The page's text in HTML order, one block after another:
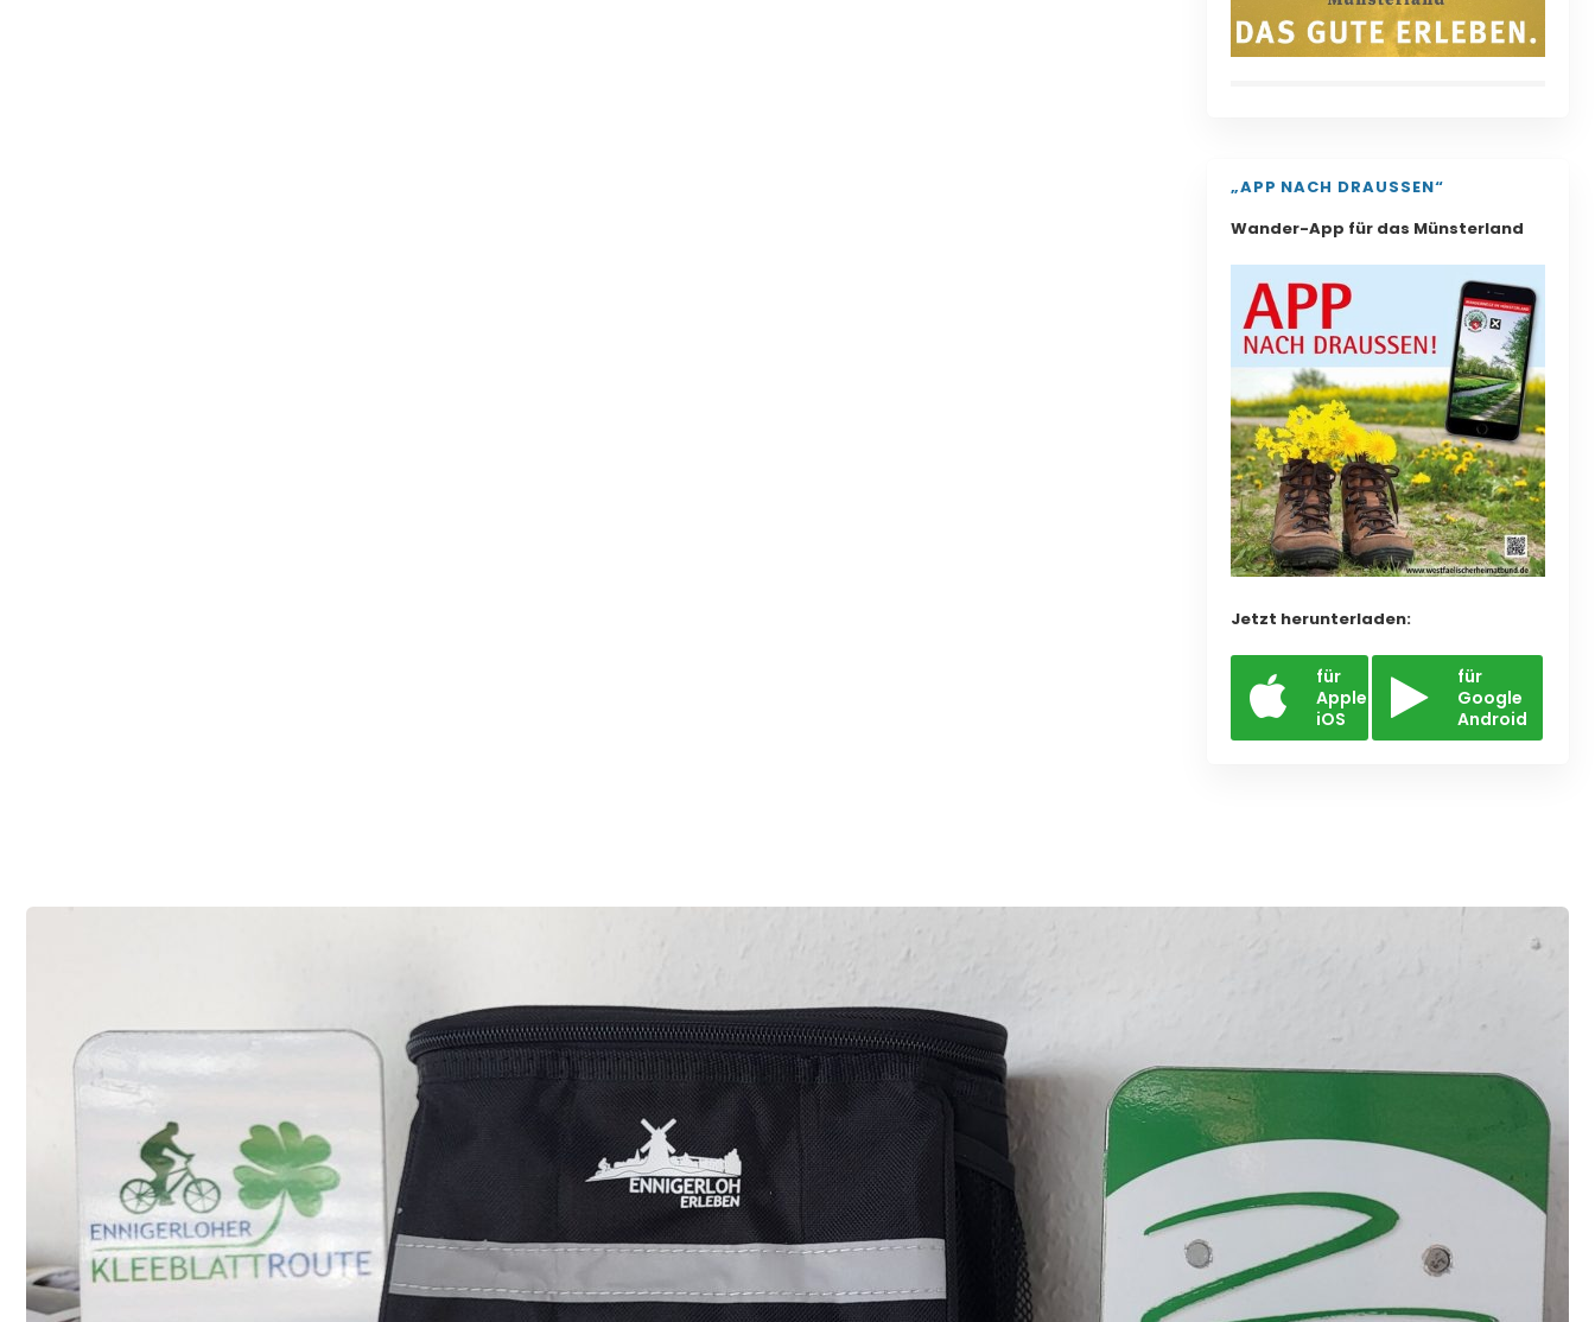
„APP NACH DRAUSSEN“
Wander-App für das Münsterland
Jetzt herunterladen:
für
Apple
iOS
für
Google
Android